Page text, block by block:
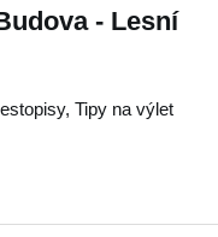
- Lesní
Tipy na výlet